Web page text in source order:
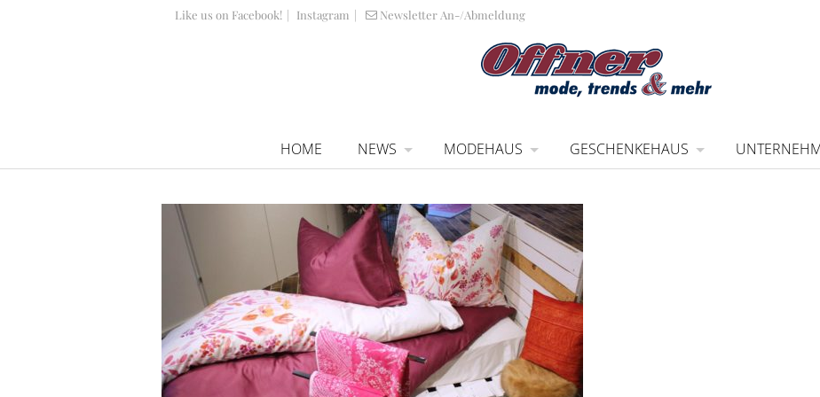
Like us on Facebook! | Instagram | Newsletter An-/Abmeldung
HOME NEWS MODEHAUS GESCHENKEHAUS